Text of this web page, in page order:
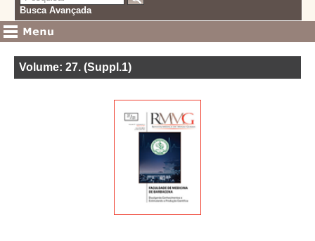
Busca Avançada
Volume: 27. (Suppl.1)